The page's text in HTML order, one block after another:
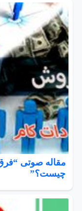
مقاله صوتی
چیست؟”